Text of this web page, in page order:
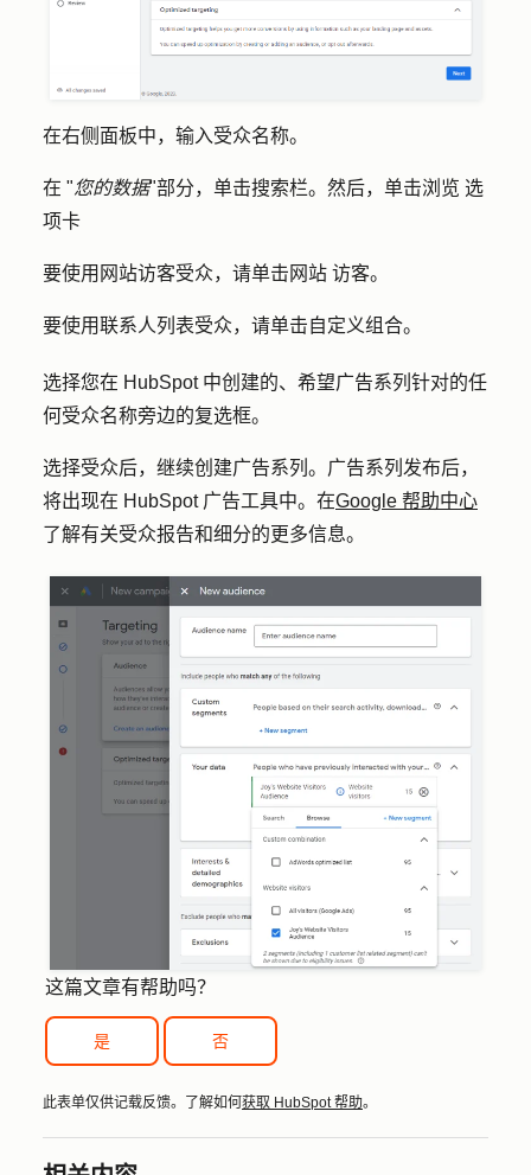
在右侧面板中，输入受众名称。
在 "您的数据"部分，单击搜索栏。然后，单击浏览 选
项卡
要使用网站访客受众，请单击 网站 访客。
要使用联系人列表受众，请单击自定义组合。
选择您在 HubSpot 中创建的、希望广告系列针对的任
何受众名称旁边的复选框。
选择受众后，继续创建广告系列。广告系列发布后，
将出现在 HubSpot 广告工具中。在Google 帮助中心
了解有关受众报告和细分的更多信息。
这篇文章有帮助吗？
是 否
此表单仅供记载反馈。了解如何获取 HubSpot 帮助。